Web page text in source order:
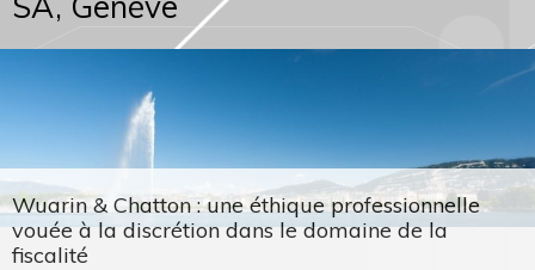
Wuarin & Chatton : une éthique professionnelle
vouée à la discrétion dans le domaine de la
fiscalité